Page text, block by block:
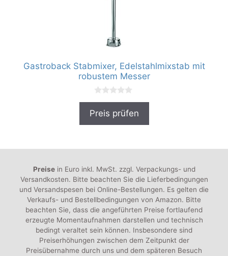
Gastroback Stabmixer, Edelstahlmixstab mit
robustem Messer
0
o
Preis prüfen
Preisein Euro inkl. MwSt. zzgl. Verpackungs- und
Versandkosten. Bitte beachten Sie die Lieferbedingungen
und Versandspesen bei Online-Bestellungen. Es gelten die
Verkaufs- und Bestellbedingungen von Amazon. Bitte
beachten Sie, dass die angeführten Preise fortlaufend
erzeugte Momentaufnahmen darstellen und technisch
bedingt veraltet sein können. Insbesondere sind
Preiserhöhungen zwischen dem Zeitpunkt der
Preisübernahme durch uns und dem späteren Besuch